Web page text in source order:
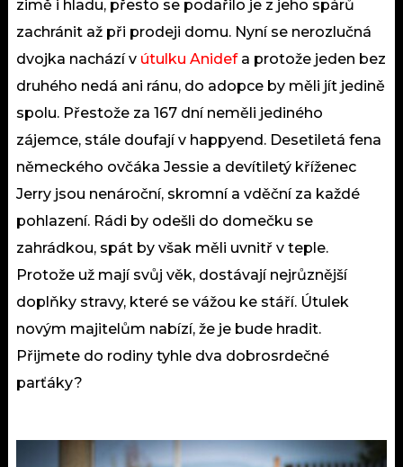
zimě i hladu, přesto se podařilo je z jeho spárů
zachránit až při prodeji domu. Nyní se nerozlučná
dvojka nachází v útulku Anidefa protože jeden bez
druhého nedá ani ránu, do adopce by měli jít jedině
spolu. Přestože za 167 dní neměli jediného
zájemce, stále doufají v happyend. Desetiletá fena
německého ovčáka Jessie a devítiletý kříženec
Jerry jsou nenároční, skromní a vděční za každé
pohlazení. Rádi by odešli do domečku se
zahrádkou, spát by však měli uvnitř v teple.
Protože už mají svůj věk, dostávají nejrůznější
doplňky stravy, které se vážou ke stáří. Útulek
novým majitelům nabízí, že je bude hradit.
Přijmete do rodiny tyhle dva dobrosrdečné
parťáky?